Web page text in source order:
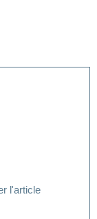
l'article